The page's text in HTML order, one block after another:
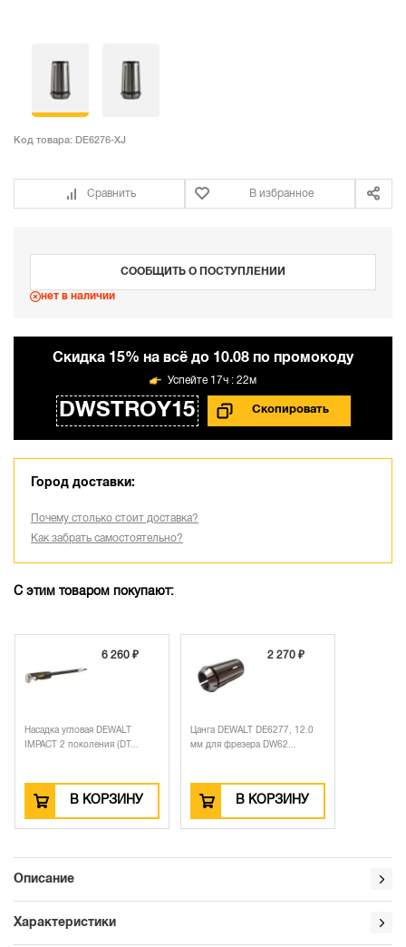
Код товара: DE6276-XJ
Сравнить В избранное
СООБЩИТЬ О ПОСТУПЛЕНИИ
нет в наличии
Cкидка 15% на всё до 10.08 по промокоду
DWSTROY15
17ч : 22м
Город доставки:
Почему столько стоит доставка?
Как забрать самостоятельно?
С этим товаром покупают:
6 260 ₽
Насадка угловая DEWALT
IMPACT 2 поколения (DT...
В КОРЗИНУ
2 270 ₽
Цанга DEWALT DE6277, 12.0
мм для фрезера DW62...
В КОРЗИНУ
Описание
Характеристики